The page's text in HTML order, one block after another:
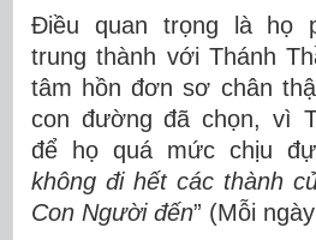
Điều quan trọng là họ
trung thành với Thánh
tâm hồn đơn sơ chân
con đường đã chọn, vì
để họ quá mức chịu
không đi hết các thành
Con Người đến” (Mỗi